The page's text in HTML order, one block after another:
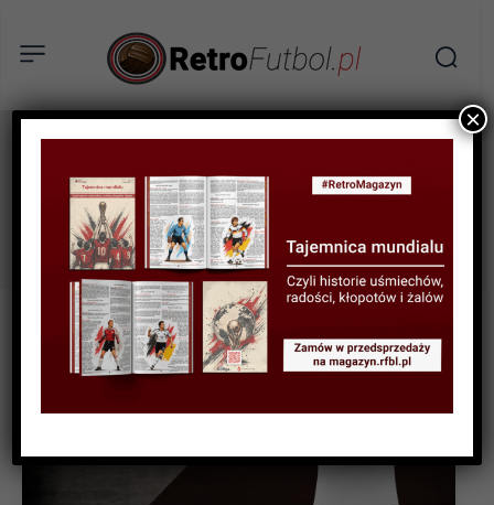
Tag: glass
×